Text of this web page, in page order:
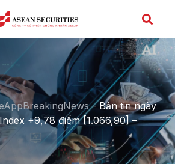
-Bản tin ngày
+9,78 điểm [1.066,90] –